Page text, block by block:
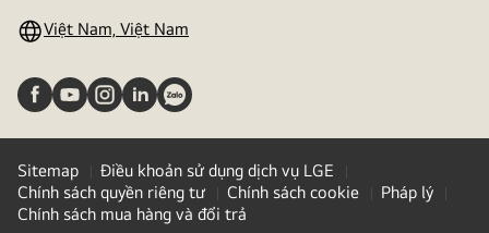
Việt Nam, Việt Nam
Sitemap
Điều khoản sử dụng dịch vụ LGE
Chính sách quyền riêng tư
Chính sách cookie
Pháp lý
Chính sách mua hàng và đổi trả